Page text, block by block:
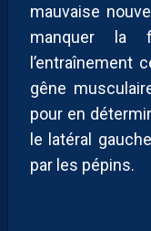
mauvaise
manquer la
l’entraînement
gêne
pour en
le latéral
par les pépins.